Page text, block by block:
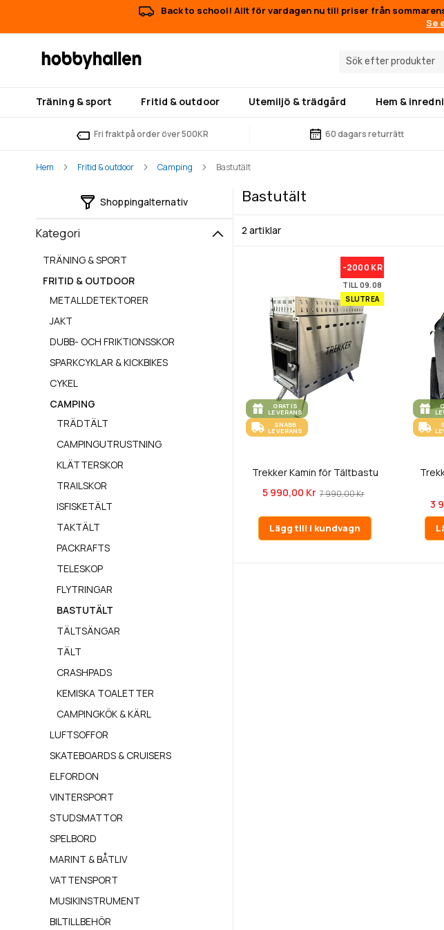
Back to school! Allt för vardagen nu till priser från
Se
Träning & sport Fritid & outdoor Utemiljö & trädgård Hem &
Fri frakt på order över 500KR 60 dagars returrätt
Hem Fritid & outdoor Camping Bastutält
Bastutält
2 artiklar
-2000 KR
TILL 09.08
SLUTREA
GRATIS
LEVERANS
SNABB
LEVERANS
Trekker Kamin för Tältbastu
5 990,00 Kr 7 990,00 Kr
Lägg till i kundvagn
3
Shoppingalternativ
Kategori
TRÄNING & SPORT
FRITID & OUTDOOR
METALLDETEKTORER
JAKT
DUBB- OCH FRIKTIONSSKOR
SPARKCYKLAR & KICKBIKES
CYKEL
CAMPING
TRÄDTÄLT
CAMPINGUTRUSTNING
KLÄTTERSKOR
TRAILSKOR
ISFISKETÄLT
TAKTÄLT
PACKRAFTS
TELESKOP
FLYTRINGAR
BASTUTÄLT
TÄLTSÄNGAR
TÄLT
CRASHPADS
KEMISKA TOALETTER
CAMPINGKÖK & KÄRL
LUFTSOFFOR
SKATEBOARDS & CRUISERS
ELFORDON
VINTERSPORT
STUDSMATTOR
SPELBORD
MARINT & BÅTLIV
VATTENSPORT
MUSIKINSTRUMENT
BILTILLBEHÖR